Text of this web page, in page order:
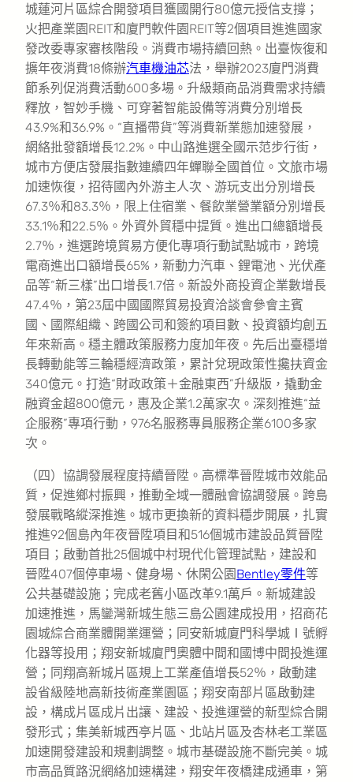
城蓮河片區綜合開發項目獲國開行80億元授信支撐；
火把產業園REIT和廈門軟件園REIT等2個項目進進國家
發改委專家審核階段。消費市場持續回熱。出臺恢復和
擴年夜消費18條辦汽車機油芯法，舉辦2023廈門消費
節系列促消費活動600多場。升級類商品消費需求持續
釋放，智妙手機、可穿著智能設備等消費分別增長
43.9%和36.9%。“直播帶貨”等消費新業態加速發展，
網絡批發額增長12.2%。中山路進選全國示范步行街，
城市方便店發展指數連續四年蟬聯全國首位。文旅市場
加速恢復，招待國內外游主人次、游玩支出分別增長
67.3％和83.3％，限上住宿業、餐飲業營業額分別增長
33.1％和22.5％。外資外貿穩中提質。進出口總額增長
2.7％，進選跨境貿易方便化專項行動試點城市，跨境
電商進出口額增長65%，新動力汽車、鋰電池、光伏產
品等“新三樣”出口增長1.7倍。新設外商投資企業數增長
47.4％，第23屆中國國際貿易投資洽談會參會主賓
國、國際組織、跨國公司和簽約項目數、投資額均創五
年來新高。穩主體政策服務力度加年夜。先后出臺穩增
長轉動能等三輪穩經濟政策，累計兌現政策性攙扶資金
340億元。打造“財政政策＋金融東西”升級版，撬動金
融資金超800億元，惠及企業1.2萬家次。深刻推進“益
企服務”專項行動，976名服務專員服務企業6100多家
次。
（四）協調發展程度持續晉陞。高標準晉陞城市效能品
質，促進鄉村振興，推動全域一體融會協調發展。跨島
發展戰略縱深推進。城市更換新的資料穩步開展，扎實
推進92個島內年夜晉陞項目和516個城市建設品質晉陞
項目；啟動首批25個城中村現代化管理試點，建設和
晉陞407個停車場、健身場、休閑公園Bentley零件等
公共基礎設施；完成老舊小區改革9.1萬戶。新城建設
加速推進，馬鑾灣新城生態三島公園建成投用，招商花
園城綜合商業體開業運營；同安新城廈門科學城Ⅰ號孵
化器等投用；翔安新城廈門奧體中間和國博中間投進運
營；同翔高新城片區規上工業產值增長52％，啟動建
設省級陸地高新技術產業園區；翔安南部片區啟動建
設，構成片區成片出讓、建設、投進運營的新型綜合開
發形式；集美新城西亭片區、北站片區及杏林老工業區
加速開發建設和規劃調整。城市基礎設施不斷完美。城
市高品質路況網絡加速構建，翔安年夜橋建成通車，第